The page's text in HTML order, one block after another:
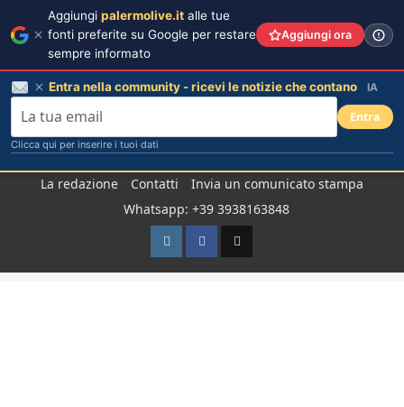
La redazione Contatti
Invia un comunicato stampa
Whatsapp: +39 3938163848
InstagramFacebook
TikTok
Aggiungi palermolive.it alle tue
fonti preferite su Google per restare
sempre informato
Aggiungi ora
Entra nella community - ricevi le notizie che contano IA
Entra
Clicca qui per inserire i tuoi dati